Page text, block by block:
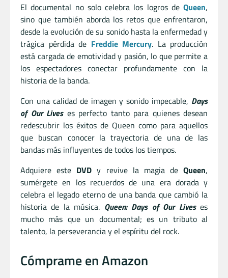
El documental no solo celebra los logros de Queen,
sino que también aborda los retos que enfrentaron,
desde la evolución de su sonido hasta la enfermedad y
trágica pérdida de Freddie Mercury. La producción
está cargada de emotividad y pasión, lo que permite a
los espectadores conectar profundamente con la
historia de la banda.
Con una calidad de imagen y sonido impecable, Days
of Our Liveses perfecto tanto para quienes desean
redescubrir los éxitos de Queen como para aquellos
que buscan conocer la trayectoria de una de las
bandas más influyentes de todos los tiempos.
Adquiere este DVD y revive la magia de Queen,
sumérgete en los recuerdos de una era dorada y
celebra el legado eterno de una banda que cambió la
historia de la música. Queen: Days of Our Liveses
mucho más que un documental; es un tributo al
talento, la perseverancia y el espíritu del rock.
Cómprame en Amazon